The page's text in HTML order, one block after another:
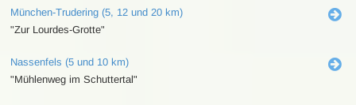
München-Trudering (5, 12 und 20 km)
"Zur Lourdes-Grotte"
Nassenfels (5 und 10 km)
"Mühlenweg im Schuttertal"